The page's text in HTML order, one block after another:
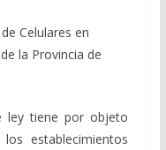
Celulares en
la Provincia de
ley tiene por objeto
establecimientos